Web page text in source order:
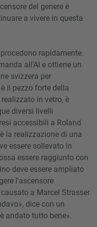
del genere è
a vivere in questa
rapidamente.
all'AI e ottiene un
svizzera per
il pezzo forte della
in vetro, è
diversi livelli
accessibili a Roland
la realizzazione di una
essere sollevato in
essere raggiunto con
deve essere ampliato
l'ascensore
a Marcel Strasser
dice con un
andato tutto bene».